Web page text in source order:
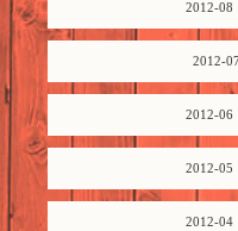
2012-08
2012-
2012-06
2012-05
2012-04